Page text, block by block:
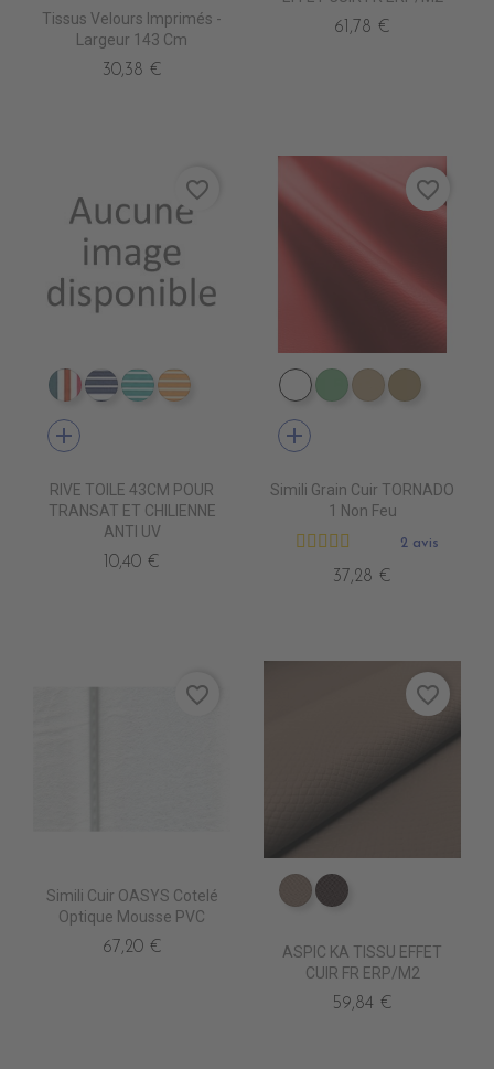
Tissus Velours Imprimés -
Largeur 143 Cm
30,38 €
61,78 €
DT0211 AMSTERDAM PETR
DT0219 MARRAKECH NAVY
DT0220 MARRAKECH TUR
DT0222 MARRAKECH GOLD
add
RIVE TOILE 43CM POUR
TRANSAT ET CHILIENNE
ANTI UV
10,40 €
favorite_border
EN3000 NEIGE
EN3010EN3020EN3030
add
Simili Grain Cuir TORNADO
1 Non Feu
2 avis
37,28 €
favorite_border
Simili Cuir OASYS Cotelé
Optique Mousse PVC
67,20 €
favorite_border
ED0500 TAUPE KA
ED0501 VIENNOIS
ASPIC KA TISSU EFFET
CUIR FR ERP/M2
59,84 €
favorite_border